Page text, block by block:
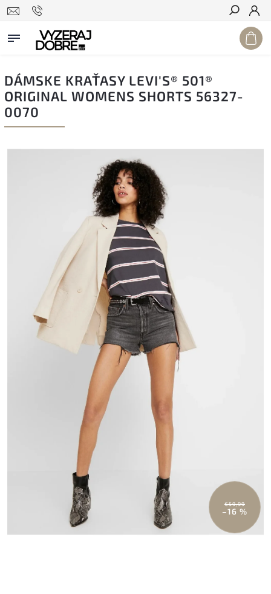
Hľadať
DÁMSKE KRAŤASY LEVI'S® 501®
ORIGINAL WOMENS SHORTS 56327-
0070
€59,99
–16 %